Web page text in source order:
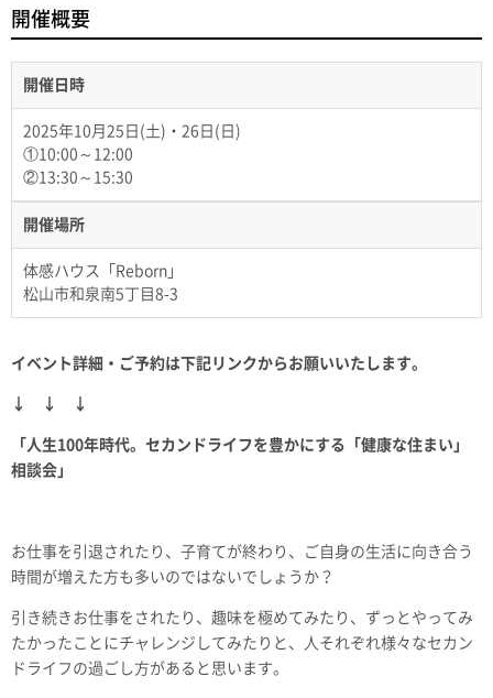
開催概要
開催日時
2025年10月25日(土)・26日(日)
①10:00～12:00
②13:30～15:30
開催場所
体感ハウス「Reborn」
松山市和泉南5丁目8-3
イベント詳細・ご予約は下記リンクからお願いいたします。
↓ ↓ ↓
「人生100年時代。セカンドライフを豊かにする「健康な住まい」
相談会」
お仕事を引退されたり、子育てが終わり、ご自身の生活に向き合う
時間が増えた方も多いのではないでしょうか？
引き続きお仕事をされたり、趣味を極めてみたり、ずっとやってみ
たかったことにチャレンジしてみたりと、人それぞれ様々なセカン
ドライフの過ごし方があると思います。